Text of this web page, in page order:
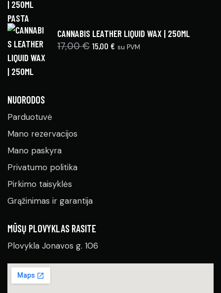
CANNABIS LEATHER LIQUID WAX | 250ML
17,00€ 15,00 € su PVM
NUORODOS
Parduotuvė
Mano rezervacijos
Mano paskyra
Privatumo politika
Pirkimo taisyklės
Grąžinimas ir garantija
MŪSŲ PLOVYKLAS RASITE
Plovykla Jonavos g. 106